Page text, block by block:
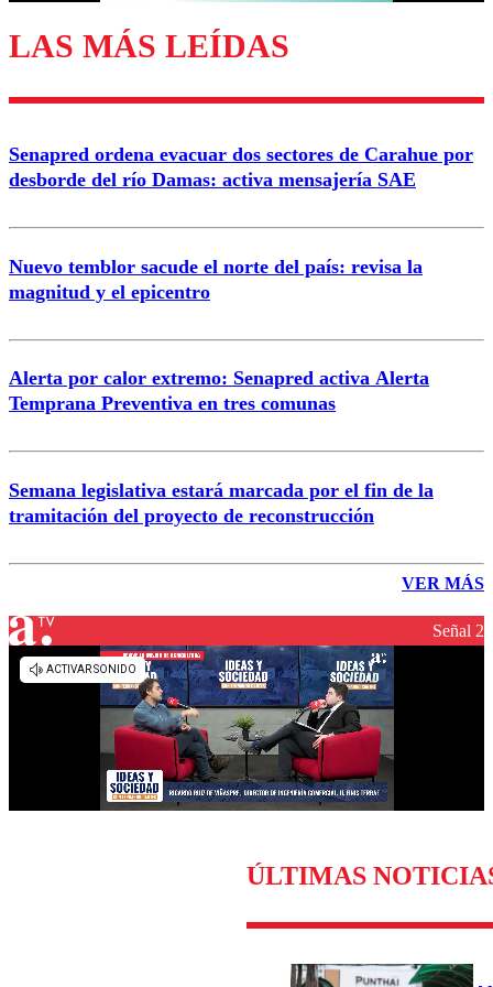
LAS MÁS LEÍDAS
Senapred ordena evacuar dos sectores de Carahue por
desborde del río Damas: activa mensajería SAE
Nuevo temblor sacude el norte del país: revisa la
magnitud y el epicentro
Alerta por calor extremo: Senapred activa Alerta
Temprana Preventiva en tres comunas
Semana legislativa estará marcada por el fin de la
tramitación del proyecto de reconstrucción
VER MÁS
Señal 2
ÚLTIMAS